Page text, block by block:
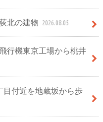
北の建物 2026.08.05
行機東京工場から桃井
付近を地蔵坂から歩